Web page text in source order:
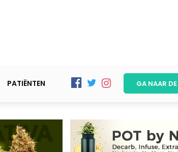
PATIËNTEN GA NAAR DE